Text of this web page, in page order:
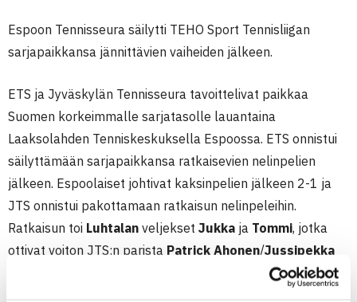
Espoon Tennisseura säilytti TEHO Sport Tennisliigan
sarjapaikkansa jännittävien vaiheiden jälkeen.
ETS ja Jyväskylän Tennisseura tavoittelivat paikkaa
Suomen korkeimmalle sarjatasolle lauantaina
Laaksolahden Tenniskeskuksella Espoossa. ETS onnistui
säilyttämään sarjapaikkansa ratkaisevien nelinpelien
jälkeen. Espoolaiset johtivat kaksinpelien jälkeen 2-1 ja
JTS onnistui pakottamaan ratkaisun nelinpeleihin.
Ratkaisun toi Luhtalan veljekset Jukka ja Tommi, jotka
ottivat voiton JTS:n parista Patrick Ahonen/Jussipekka